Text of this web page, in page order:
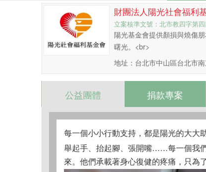
財團法人陽光社會福利
立案核準文號：北市教四字第
陽光基金會提供顏損與燒傷
曙光。<br>
地址：台北市中山區台北市
公益團體 捐款專案
每一個小小行動支持，都是陽光的大大
舉起手、抬起腳、張開嘴……每一個我
來。他們承載著身心復健的疼痛，只為